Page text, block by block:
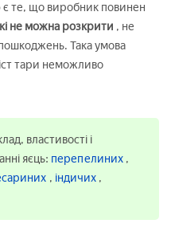
те, що виробник повинен
не можна розкрити , не
Така умова
тари неможливо
властивості і
яєць: перепелиних ,
, індичих ,